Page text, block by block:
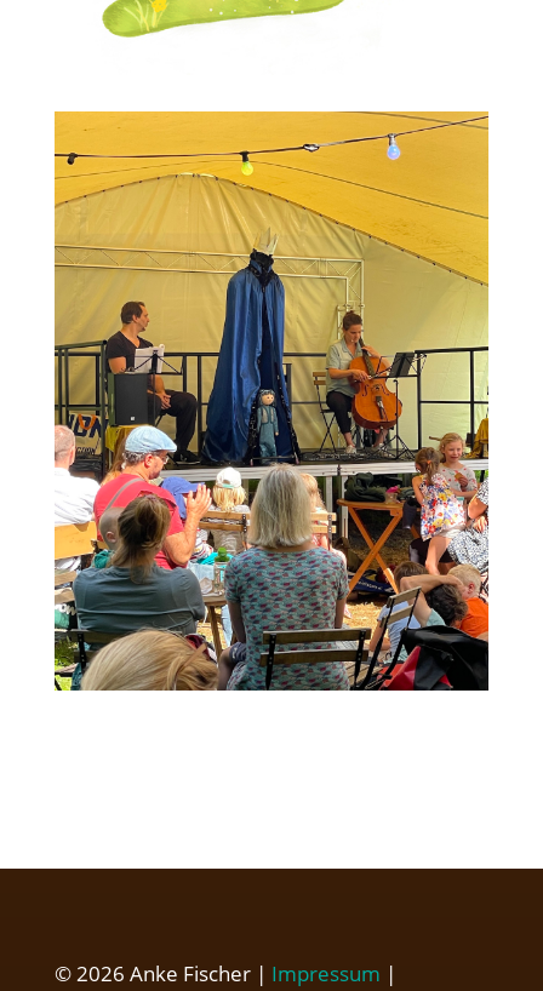
© 2026 Anke Fischer | Impressum |